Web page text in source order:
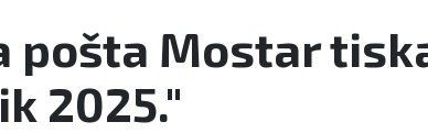
pošta Mostar
2025."